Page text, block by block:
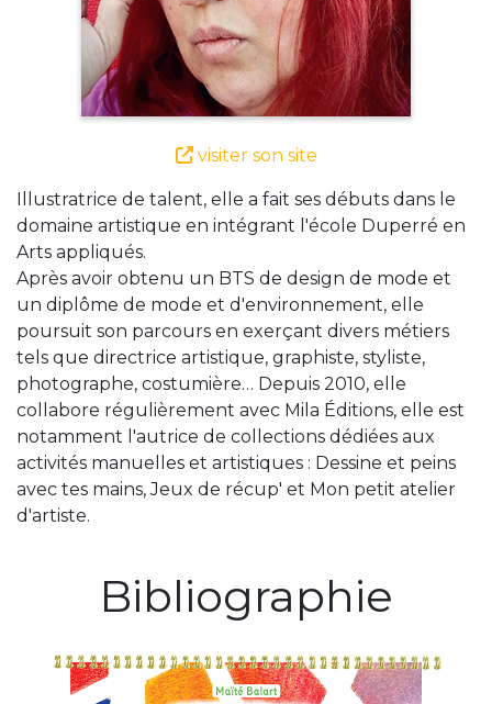
visiter son site
Illustratrice de talent, elle a fait ses débuts dans le
domaine artistique en intégrant l'école Duperré en
Arts appliqués.
Après avoir obtenu un BTS de design de mode et
un diplôme de mode et d'environnement, elle
poursuit son parcours en exerçant divers métiers
tels que directrice artistique, graphiste, styliste,
photographe, costumière… Depuis 2010, elle
collabore régulièrement avec Mila Éditions, elle est
notamment l'autrice de collections dédiées aux
activités manuelles et artistiques : Dessine et peins
avec tes mains, Jeux de récup' et Mon petit atelier
d'artiste.
Bibliographie